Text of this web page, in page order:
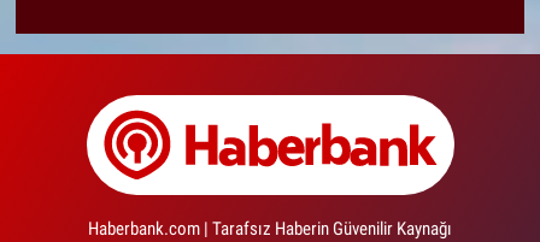
Haberbank.com | Tarafsız Haberin Güvenilir Kaynağı